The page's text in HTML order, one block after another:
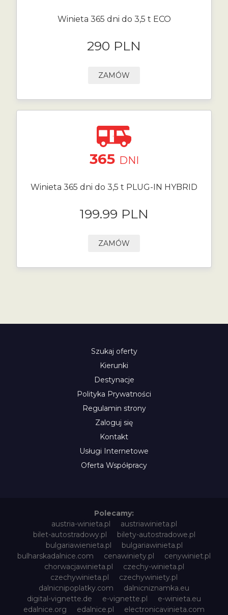
Winieta 365 dni do 3,5 t ECO
290 PLN
ZAMÓW
365 DNI
Winieta 365 dni do 3,5 t PLUG-IN HYBRID
199.99 PLN
ZAMÓW
Szukaj oferty
Kierunki
Destynacje
Polityka Prywatności
Regulamin strony
Zaloguj się
Kontakt
Usługi Internetowe
Oferta Współpracy
Polecamy:
austria-winieta.pl
austriawinieta.pl
bilet-autostradowy.pl
bilety-autostradowe.pl
bulgariawienieta.pl
bulgariawinieta.pl
bulharskadalnice.com
cenawiniety.pl
cenywiniet.pl
chorwacjawinieta.pl
czechy-winieta.pl
czechywinieta.pl
czechywiniety.pl
dalnicnipoplatky.com
dalnicniznamka.eu
digital-vignette.de
e-vignette.pl
e-winieta.eu
edalnice.org
edalnice.pl
electronicavinieta.com